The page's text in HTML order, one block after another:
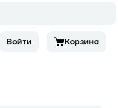
Войти Корзина